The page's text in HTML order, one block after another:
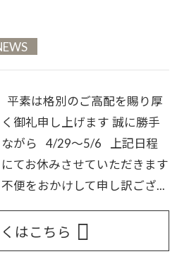
平素は格別のご高配を賜り厚
く御礼申し上げます 誠に勝手
ながら 4/29～5/6 上記日程
にてお休みさせていただきます
不便をおかけして申し訳ござ...
はこちら